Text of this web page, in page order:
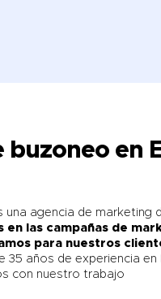
buzoneo en
una agencia de marketing
en las campañas de
para nuestros
35 años de experiencia
con nuestro trabajo